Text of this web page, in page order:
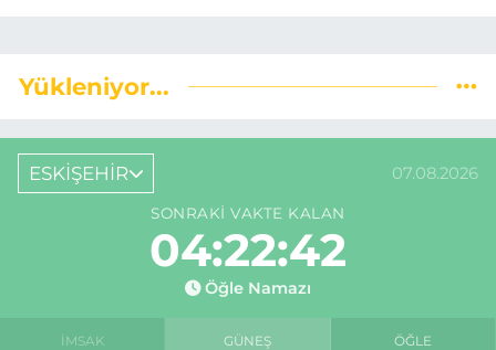
Yükleniyor...
ESKİŞEHİR 07.08.2026
SONRAKI VAKTE KALAN
04:22:41
Öğle Namazı
İMSAK GÜNEŞ ÖĞLE